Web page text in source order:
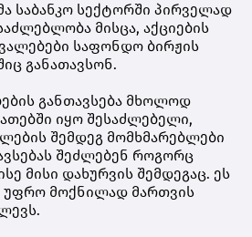
საბანკო სექტორში პირველად
მისცა, აქციების
საფონდო ბირჟის
განათავსონ.
განთავსება მხოლოდ
იყო შესაძლებელი,
შემდეგ მომხმარებლები
შეძლებენ როგორც
მისი დახურვის შემდეგაც. ეს
უფრო მოქნილად მართვის